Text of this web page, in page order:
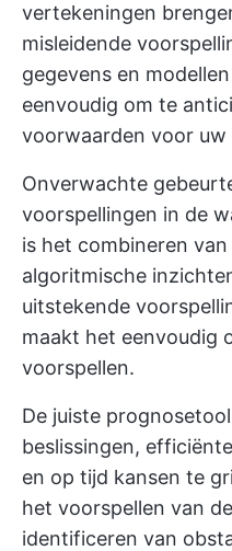
vertekeningen
misleidende
gegevens en
eenvoudig om te
voorwaarden voor uw
Onverwachte
voorspellingen in de
is het combineren
algoritmische
uitstekende
maakt het eenvoudig
voorspellen.
De juiste
beslissingen, efficiënte
en op tijd kansen te
het voorspellen van
identificeren van